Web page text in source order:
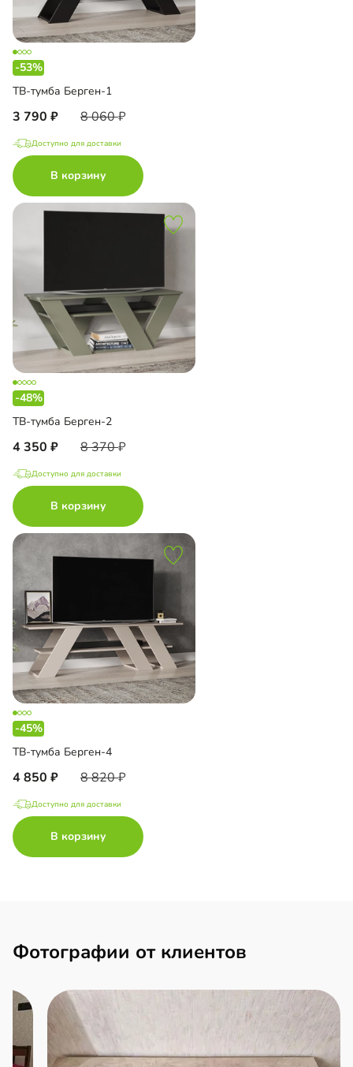
-53%
ТВ-тумба Берген-1
3 790 8 060
Доступно для доставки
В корзину
-48%
ТВ-тумба Берген-2
4 350 8 370
Доступно для доставки
В корзину
-45%
ТВ-тумба Берген-4
4 850 8 820
Доступно для доставки
В корзину
Фотографии от клиентов